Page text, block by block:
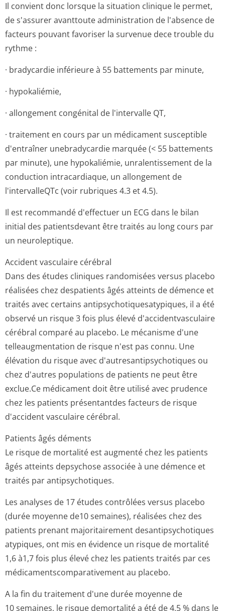
Il convient donc lorsque la situation clinique le permet,
de s'assurer avanttoute administration de l'absence de
facteurs pouvant favoriser la survenue dece trouble du
rythme :
· bradycardie inférieure à 55 battements par minute,
· hypokaliémie,
· allongement congénital de l'intervalle QT,
· traitement en cours par un médicament susceptible
d'entraîner unebradycardie marquée (< 55 battements
par minute), une hypokaliémie, unralentissement de la
conduction intracardiaque, un allongement de
l'intervalleQTc (voir rubriques 4.3 et 4.5).
Il est recommandé d'effectuer un ECG dans le bilan
initial des patientsdevant être traités au long cours par
un neuroleptique.
Accident vasculaire cérébral
Dans des études cliniques randomisées versus placebo
réalisées chez despatients âgés atteints de démence et
traités avec certains antipsychotiqu­esatypiques, il a été
observé un risque 3 fois plus élevé d'accidentvas­culaire
cérébral comparé au placebo. Le mécanisme d'une
telleaugmentation de risque n'est pas connu. Une
élévation du risque avec d'autresantip­sychotiques ou
chez d'autres populations de patients ne peut être
exclue.Ce médicament doit être utilisé avec prudence
chez les patients présentantdes facteurs de risque
d'accident vasculaire cérébral.
Patients âgés déments
Le risque de mortalité est augmenté chez les patients
âgés atteints depsychose associée à une démence et
traités par antipsychotiques.
Les analyses de 17 études contrôlées versus placebo
(durée moyenne de10 semaines), réalisées chez des
patients prenant majoritairement desantipsychotiques
atypiques, ont mis en évidence un risque de mortalité
1,6 à1,7 fois plus élevé chez les patients traités par ces
médicamentscom­parativement au placebo.
A la fin du traitement d'une durée moyenne de
10 semaines, le risque demortalité a été de 4,5 % dans le